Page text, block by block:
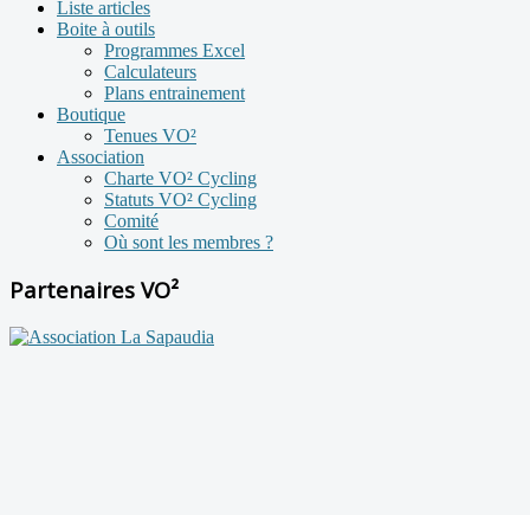
Liste articles
Boite à outils
Programmes Excel
Calculateurs
Plans entrainement
Boutique
Tenues VO²
Association
Charte VO² Cycling
Statuts VO² Cycling
Comité
Où sont les membres ?
Partenaires VO²